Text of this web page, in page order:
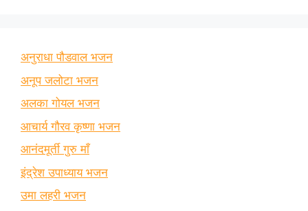
अनुराधा पौडवाल भजन
अनूप जलोटा भजन
अलका गोयल भजन
आचार्य गौरव कृष्णा भजन
आनंदमूर्ती गुरु माँ
इंद्रेश उपाध्याय भजन
उमा लहरी भजन